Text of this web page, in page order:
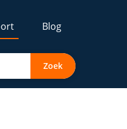
Blog
Zoek
– Super stabiel – In